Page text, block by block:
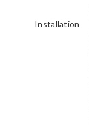
Installation